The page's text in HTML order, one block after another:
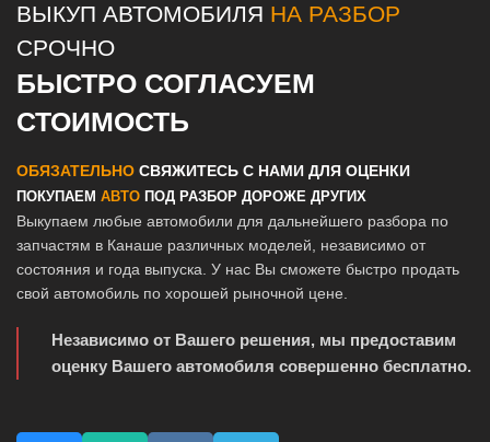
ВЫКУП АВТОМОБИЛЯ НА РАЗБОР
СРОЧНО
БЫСТРО СОГЛАСУЕМ
СТОИМОСТЬ
ОБЯЗАТЕЛЬНО СВЯЖИТЕСЬ С НАМИ ДЛЯ ОЦЕНКИ
ПОКУПАЕМ АВТО ПОД РАЗБОР ДОРОЖЕ ДРУГИХ
Выкупаем любые автомобили для дальнейшего разбора по
запчастям в Канаше различных моделей, независимо от
состояния и года выпуска. У нас Вы сможете быстро продать
свой автомобиль по хорошей рыночной цене.
Независимо от Вашего решения, мы предоставим
оценку Вашего автомобиля совершенно бесплатно.